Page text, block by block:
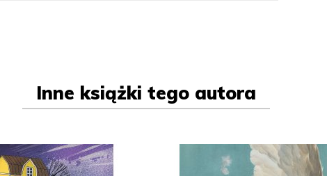
Inne książki tego autora